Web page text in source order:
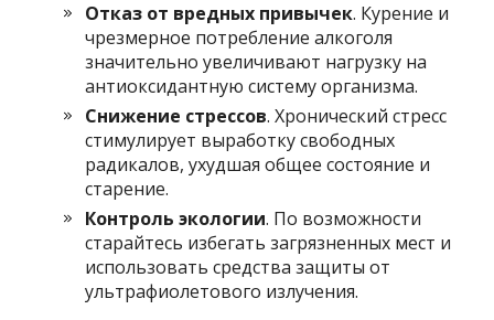
Отказ от вредных привычек. Курение и
чрезмерное потребление алкоголя
значительно увеличивают нагрузку на
антиоксидантную систему организма.
Снижение стрессов. Хронический стресс
стимулирует выработку свободных
радикалов, ухудшая общее состояние и
старение.
Контроль экологии. По возможности
старайтесь избегать загрязненных мест и
использовать средства защиты от
ультрафиолетового излучения.